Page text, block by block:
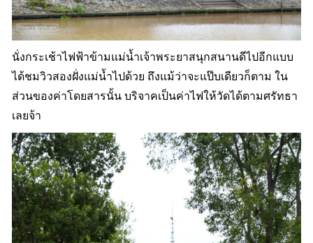
นั่งกระเช้าไฟฟ้าข้ามแม่น้ำเจ้าพระยาสนุกสนานดีไปอีกแบบ
ได้ชมวิวสองฝั่งแม่น้ำไปด้วย ถึงแม้ว่าจะแป๊บเดียวก็ตาม ใน
ส่วนของค่าโดยสารนั้น บริจาคเป็นค่าไฟให้วัดได้ตามศรัทธา
เลยจ้า